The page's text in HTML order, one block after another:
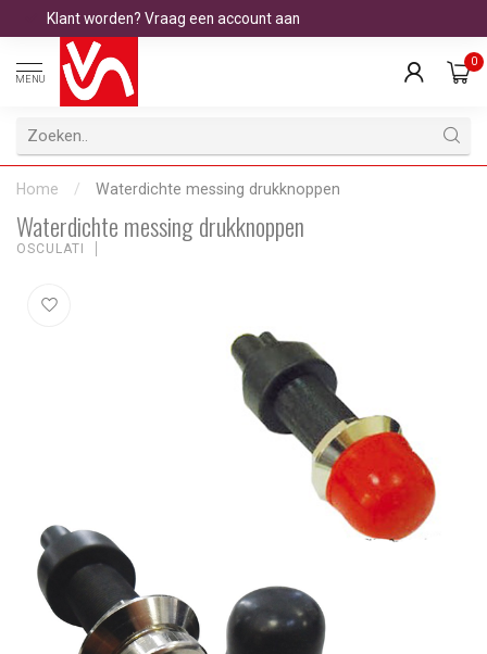
Klant worden? Vraag een account aan
MENU
0
Home / Waterdichte messing drukknoppen
Waterdichte messing drukknoppen
OSCULATI